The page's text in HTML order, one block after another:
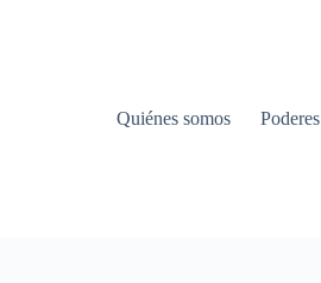
Quiénes somos Poderes